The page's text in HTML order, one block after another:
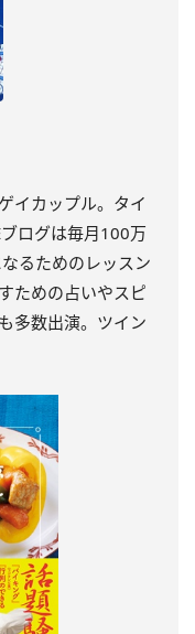
イカップル。タイ
ログは毎月100万
るためのレッスン
ための占いやスピ
多数出演。ツイン